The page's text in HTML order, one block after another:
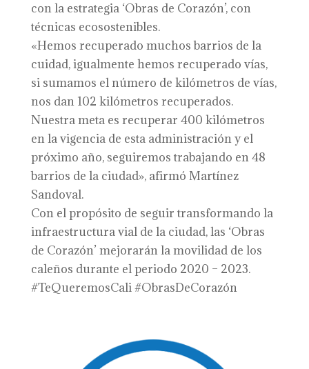
con la estrategia ‘Obras de Corazón’, con
técnicas ecosostenibles.
«Hemos recuperado muchos barrios de la
cuidad, igualmente hemos recuperado vías,
si sumamos el número de kilómetros de vías,
nos dan 102 kilómetros recuperados.
Nuestra meta es recuperar 400 kilómetros
en la vigencia de esta administración y el
próximo año, seguiremos trabajando en 48
barrios de la ciudad», afirmó Martínez
Sandoval.
Con el propósito de seguir transformando la
infraestructura vial de la ciudad, las ‘Obras
de Corazón’ mejorarán la movilidad de los
caleños durante el periodo 2020 – 2023.
#TeQueremosCali #ObrasDeCorazón